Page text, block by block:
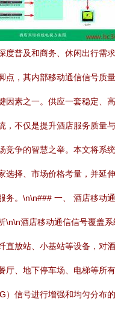
度普及和商务、休闲出行需
点，其内部移动通信信号质
因素之一。供应一套稳定、
，不仅是提升酒店服务质量
竞争的智慧之举。本文将系
选择、市场价格考量，并延
务。\n\n### 一、 酒店移动
\n\n酒店移动通信信号覆盖系
直放站、小基站等设备，对
厅、地下停车场、电梯等所
）信号进行增强和均匀分布